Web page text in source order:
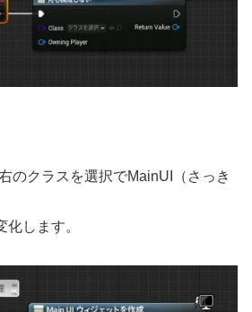
のクラスを選択でMainUI（さっき
します。